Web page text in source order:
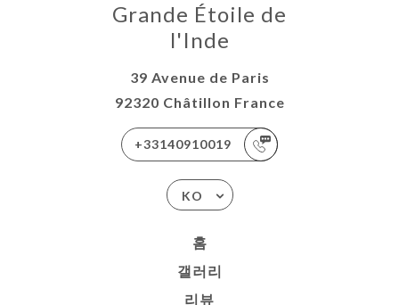
Grande Étoile de
l'Inde
39 Avenue de Paris
92320 Châtillon France
+33140910019
KO
홈
갤러리
리뷰